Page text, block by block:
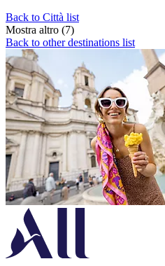
Back to Città list
Mostra altro (7)
Back to other destinations list